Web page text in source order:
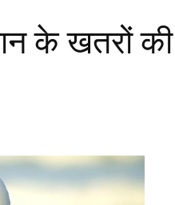
के खतरों